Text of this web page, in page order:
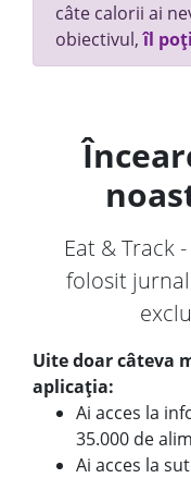
câte calorii ai
obiectivul,îl
Eat & Track
folosit
Uite doar câteva
aplicația:
Ai acces la
35.000 de
Ai acces la